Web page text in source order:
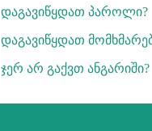
დაგავიწყდათ პაროლი?
დაგავიწყდათ
ჯერ არ გაქვთ ანგარიში?